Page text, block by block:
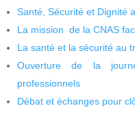
Santé, Sécurité et Dignité
La mission de la CNAS
La santé et la sécurité au
Ouverture de la
professionnels
Débat et échanges pour